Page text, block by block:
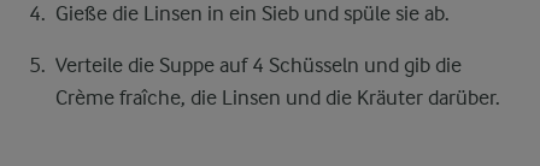
Gieße die Linsen in ein Sieb und spüle sie ab.
Verteile die Suppe auf 4 Schüsseln und gib die
Crème fraîche, die Linsen und die Kräuter darüber.